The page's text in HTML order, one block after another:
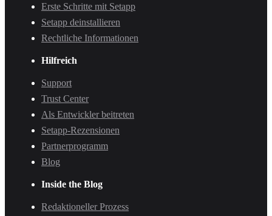
Erste Schritte mit Setapp
Setapp deinstallieren
Rechtliche Informationen
Hilfreich
Support
Trust Center
Als Entwickler beitreten
Setapp-Rezensionen
Partnerprogramm
Blog
Inside the Blog
Redaktioneller Prozess